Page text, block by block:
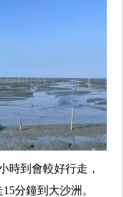
時到會較好行走，
分鐘到大沙洲。